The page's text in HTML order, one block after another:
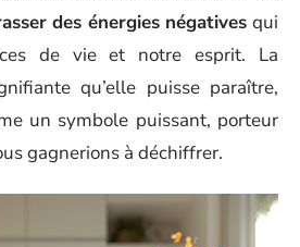
des énergies négatives qui
de vie et notre esprit. La
qu’elle puisse paraître,
un symbole puissant, porteur
gagnerions à déchiffrer.